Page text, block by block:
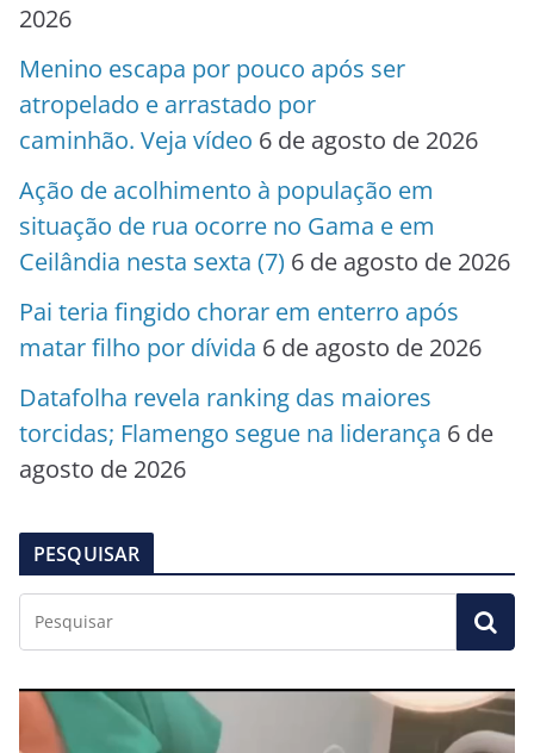
2026
Menino escapa por pouco após ser
atropelado e arrastado por
caminhão. Veja vídeo 6 de agosto de 2026
Ação de acolhimento à população em
situação de rua ocorre no Gama e em
Ceilândia nesta sexta (7) 6 de agosto de 2026
Pai teria fingido chorar em enterro após
matar filho por dívida 6 de agosto de 2026
Datafolha revela ranking das maiores
torcidas; Flamengo segue na liderança 6 de
agosto de 2026
PESQUISAR